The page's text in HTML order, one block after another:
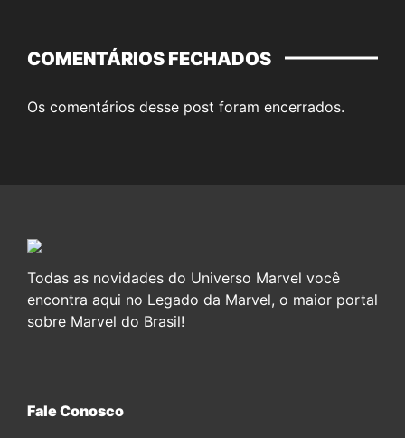
COMENTÁRIOS FECHADOS
Os comentários desse post foram encerrados.
Todas as novidades do Universo Marvel você
encontra aqui no Legado da Marvel, o maior portal
sobre Marvel do Brasil!
Fale Conosco